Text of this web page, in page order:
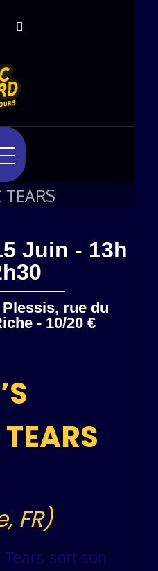
du 9 au 13 Juin
Juin - 13h
rue du
- 10/20 €
FR)
Tears sort son